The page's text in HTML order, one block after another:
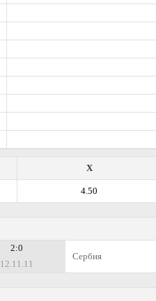
X
4.50
2:0
12.11.11
Сербия